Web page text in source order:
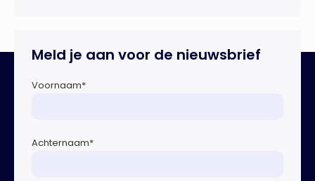
Overtoom Letselschade […]
Meld je aan voor de nieuwsbrief
Voornaam*
Achternaam*